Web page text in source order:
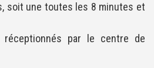
soit une toutes les 8 minutes et
par le centre de